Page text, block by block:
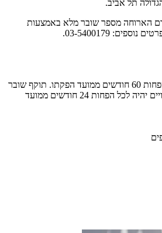
תל אביב.
הארוחה מספר שובר מלא באמצעות
תוקף שובר כספי הינו לכל הפחות 60 חודשים ממועד הפקתו. תוקף שובר
לרכישת מוצר או שירות מסויים יהיה לכל הפחות 24 חודשים ממועד